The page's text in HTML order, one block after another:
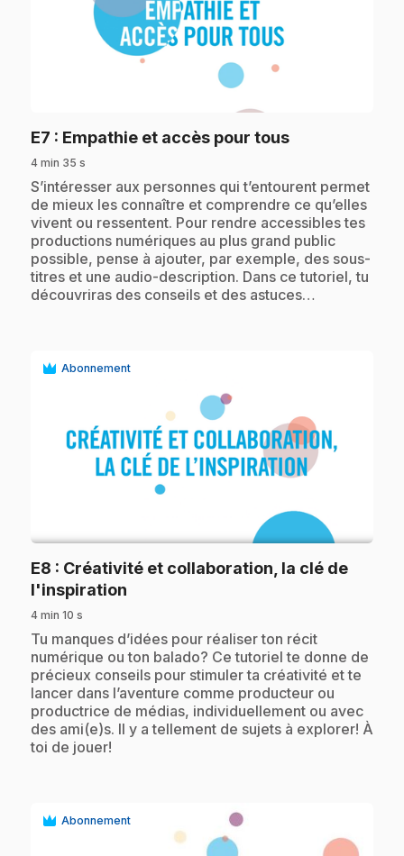
E7 : Empathie et accès pour tous.
4 min 35 s
.S’intéresser aux personnes qui t’entourent permet
de mieux les connaître et comprendre ce qu’elles
vivent ou ressentent. Pour rendre accessibles tes
productions numériques au plus grand public
possible, pense à ajouter, par exemple, des sous-
titres et une audio-description. Dans ce tutoriel, tu
découvriras des conseils et des astuces…
Abonnement
E8 : Créativité et collaboration, la clé de
l'inspiration
4 min 10 s
.Tu manques d’idées pour réaliser ton récit
numérique ou ton balado? Ce tutoriel te donne de
précieux conseils pour stimuler ta créativité et te
lancer dans l’aventure comme producteur ou
productrice de médias, individuellement ou avec
des ami(e)s. Il y a tellement de sujets à explorer! À
toi de jouer!
Abonnement